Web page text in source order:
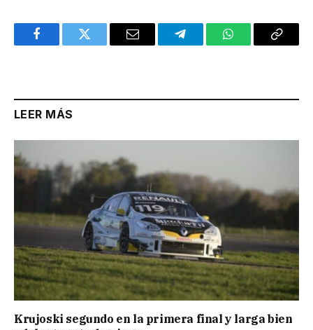
FacebookTwitter Email TelegramWhatsAppCopy
LEER MÁS
Krujoski segundo en la primera final y larga bien